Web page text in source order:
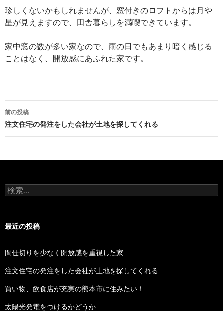
珍しくないかもしれませんが、窓付きのロフトからは月や
星が見えますので、田舎暮らしを満喫できています。
家中窓の数が多い家なので、雨の日でもあまり暗く感じる
ことはなく、開放感にあふれた家です。
投
ナ
ゲ
シ
ョ
ン
前の投稿
注文住宅の発注をした会社が土地を探してくれる
検
索
最近の投稿
間仕切りを少なく開放感を重視した家
注文住宅の発注をした会社が土地を探してくれる
買い物、飲食店が充実の熊本市に住みたい！
太陽光発電をつけるかどうか